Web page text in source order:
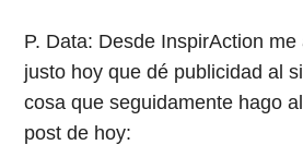
P. Data: Desde InspirAction
justo hoy que dé publicidad al
cosa que seguidamente hago
post de hoy: